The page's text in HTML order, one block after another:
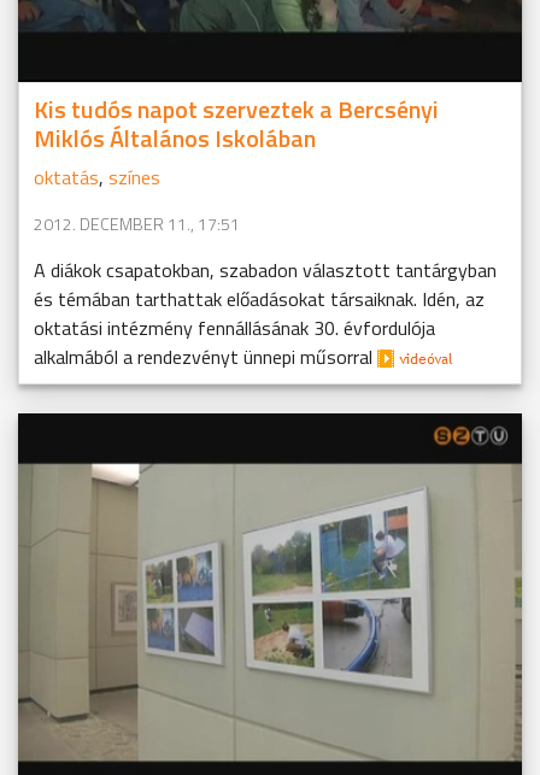
Kis tudós napot szerveztek a Bercsényi
Miklós Általános Iskolában
oktatás, színes
2012. DECEMBER 11., 17:51
A diákok csapatokban, szabadon választott tantárgyban
és témában tarthattak előadásokat társaiknak. Idén, az
oktatási intézmény fennállásának 30. évfordulója
alkalmából a rendezvényt ünnepi műsorral